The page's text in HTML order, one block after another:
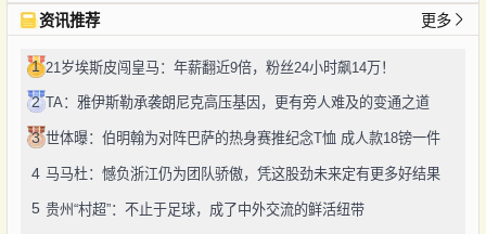
资讯推荐 更多
1 21岁埃斯皮闯皇马：年薪翻近9倍，粉丝24小时飙14万！
2 TA：雅伊斯勒承袭朗尼克高压基因，更有旁人难及的变通之道
3 世体曝：伯明翰为对阵巴萨的热身赛推纪念T恤 成人款18镑一件
4 马马杜：憾负浙江仍为团队骄傲，凭这股劲未来定有更多好结果
5 贵州“村超”：不止于足球，成了中外交流的鲜活纽带